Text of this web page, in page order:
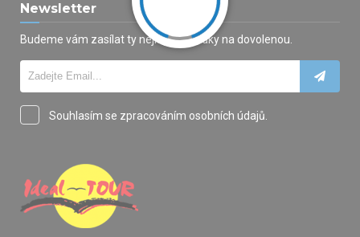
Newsletter
Budeme vám zasílat ty nejlepší nabídky na dovolenou.
Souhlasím se zpracováním osobních údajů.